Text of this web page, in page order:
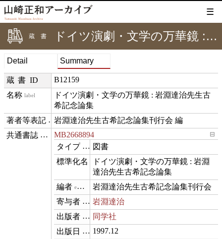
☰
蔵書 ドイツ演劇・文学の万華鏡 : 岩淵達治先生古希記念論集
Detail Summary
蔵書ID B12159
label
ドイツ演劇・文学の万華鏡 : 岩淵達治先生古
希記念論集
creditText
岩淵達治先生古希記念論集刊行会 編
exemplarOfMB2668894 ⊟
type 図書
name
ドイツ演劇・文学の万華鏡 : 岩淵
達治先生古希記念論集
editor 岩淵達治先生古希記念論集刊行会
contributor
岩淵達治
publisher同学社
datePublished
1997.12